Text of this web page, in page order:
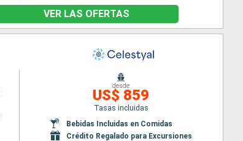
VER LAS OFERTAS
desde
US$ 859
Tasas incluidas
Bebidas Incluidas en Comidas
Crédito Regalado para Excursiones